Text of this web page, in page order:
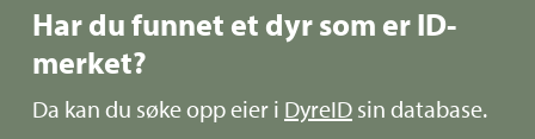
Har du funnet et dyr som er ID-
merket?
Da kan du søke opp eier i DyreID sin database.